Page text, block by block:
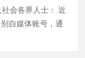
会各界人士： 近
自媒体账号，通